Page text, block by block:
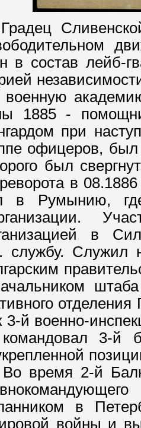
в состав лейб-
1885 -
при
офицеров,
был
в
в Румынию,
в
службу. Служил
3-й военно-
3-й
время 2-й
в
войны и